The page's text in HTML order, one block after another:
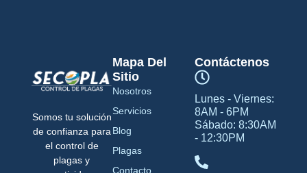
Somos tu solución
de confianza para
el control de
plagas y
Contáctenos
Lunes - Viernes:
8AM - 6PM
Sábado: 8:30AM
- 12:30PM
Mapa Del
Sitio
Nosotros
Servicios
Blog
Plagas
Contacto